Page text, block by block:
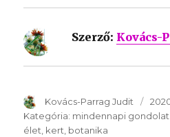
Szerző: Kovács-
SzerzÅ
Kovács-Parrag Judit
Kategória: Kategória:
mindennapi gondolat
élet kert botanika